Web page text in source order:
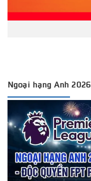
Ngoại hạng Anh 2026